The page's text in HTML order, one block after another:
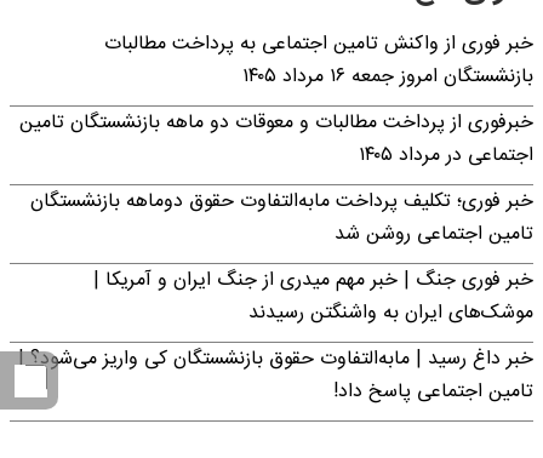
خبر فوری از واکنش تامین اجتماعی به پرداخت مطالبات
بازنشستگان امروز جمعه ۱۶ مرداد ۱۴۰۵
خبرفوری از پرداخت مطالبات و معوقات دو ماهه بازنشستگان تامین
اجتماعی در مرداد ۱۴۰۵
خبر فوری؛ تکلیف پرداخت مابه‌التفاوت حقوق دوماهه بازنشستگان
تامین اجتماعی روشن شد
خبر فوری جنگ | خبر مهم میدری از جنگ ایران و آمریکا |
موشک‌های ایران به واشنگتن رسیدند
خبر داغ رسید | مابه‌التفاوت حقوق بازنشستگان کی واریز می‌شود؟ |
تامین اجتماعی پاسخ داد!